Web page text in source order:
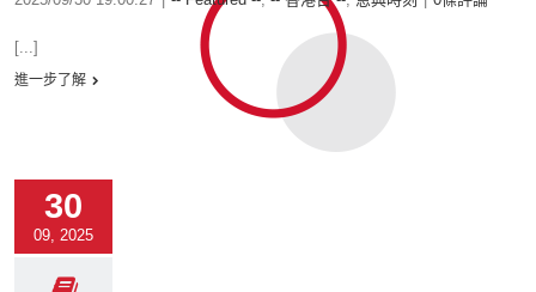
[...]
進一步了解
30
09, 2025